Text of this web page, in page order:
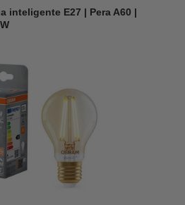
inteligente E27 | Pera A60 |